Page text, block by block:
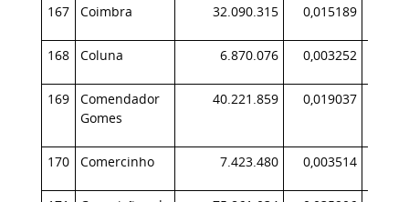
167 Coimbra 32.090.315 0,015189
168 Coluna 6.870.076 0,003252
169
Comendador
Gomes
40.221.859 0,019037
170 Comercinho 7.423.480 0,003514